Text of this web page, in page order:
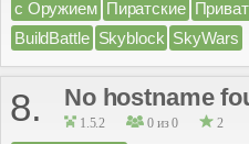
с Оружием Пиратские Приват
BuildBattle Skyblock SkyWars
8. No hostname
1.5.2 0 из 0 2